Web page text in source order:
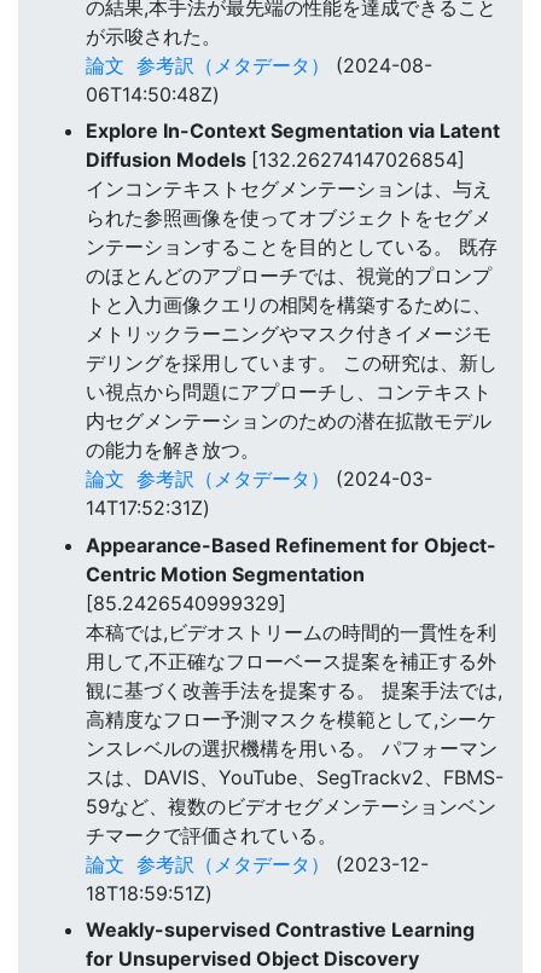
の結果,本手法が最先端の性能を達成できること
が示唆された。
論文 参考訳（メタデータ）
(2024-08-
06T14:50:48Z)
Explore In-Context Segmentation via Latent
Diffusion Models [132.26274147026854]
インコンテキストセグメンテーションは、与え
られた参照画像を使ってオブジェクトをセグメ
ンテーションすることを目的としている。 既存
のほとんどのアプローチでは、視覚的プロンプ
トと入力画像クエリの相関を構築するために、
メトリックラーニングやマスク付きイメージモ
デリングを採用しています。 この研究は、新し
い視点から問題にアプローチし、コンテキスト
内セグメンテーションのための潜在拡散モデル
の能力を解き放つ。
論文 参考訳（メタデータ）
(2024-03-
14T17:52:31Z)
Appearance-Based Refinement for Object-
Centric Motion Segmentation
[85.2426540999329]
本稿では,ビデオストリームの時間的一貫性を利
用して,不正確なフローベース提案を補正する外
観に基づく改善手法を提案する。 提案手法では,
高精度なフロー予測マスクを模範として,シーケ
ンスレベルの選択機構を用いる。 パフォーマン
スは、DAVIS、YouTube、SegTrackv2、FBMS-
59など、複数のビデオセグメンテーションベン
チマークで評価されている。
論文 参考訳（メタデータ）
(2023-12-
18T18:59:51Z)
Weakly-supervised Contrastive Learning
for Unsupervised Object Discovery